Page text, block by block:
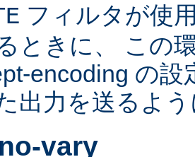
フィルタが使
ときに、 この
encoding の
出力を送るよ
vary